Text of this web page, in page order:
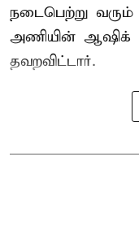
நடைபெற்று
அணியின் ஆஷிக்
தவறவிட்டார்.